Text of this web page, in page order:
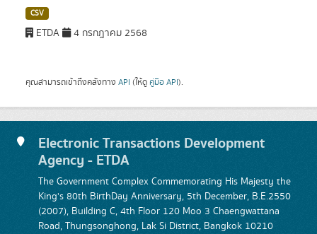
CSV
ETDA 4 กรกฎาคม 2568
คุณสามารถเข้าถึงคลังทาง API (ให้ดู คู่มือ API).
Electronic Transactions Development
Agency - ETDA
The Government Complex Commemorating His Majesty the
King's 80th BirthDay Anniversary, 5th December, B.E.2550
(2007), Building C, 4th Floor 120 Moo 3 Chaengwattana
Road, Thungsonghong, Lak Si District, Bangkok 10210